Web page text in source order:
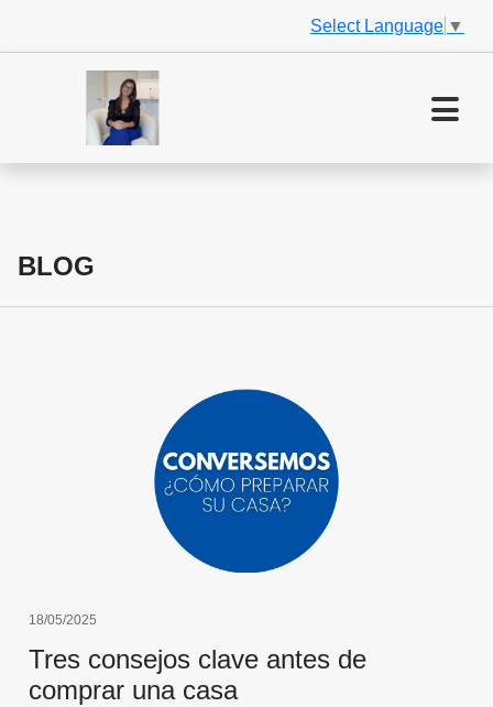
Select Language ▼
BLOG
18/05/2025
Tres consejos clave antes de
comprar una casa